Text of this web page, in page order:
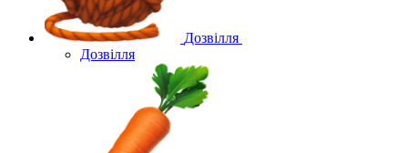
Дозвілля
Дозвілля